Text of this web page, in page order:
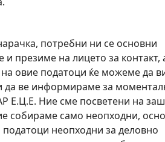
потребни ни се основни
презиме на лицето за контакт,
овие податоци ќе можеме да
да ве информираме за
Е.Ц.Е. Ние сме посветени на
собираме само неопходни,
неопходни за деловно